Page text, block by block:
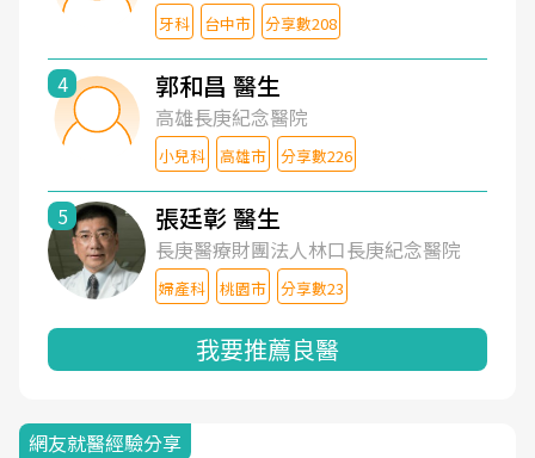
牙科 台中市 分享數208
4 郭和昌 醫生
高雄長庚紀念醫院
小兒科 高雄市 分享數226
5 張廷彰 醫生
長庚醫療財團法人林口長庚紀念醫院
婦產科 桃園市 分享數23
我要推薦良醫
網友就醫經驗分享